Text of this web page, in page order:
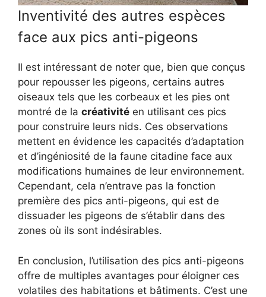
Inventivité des autres espèces
face aux pics anti-pigeons
Il est intéressant de noter que, bien que conçus
pour repousser les pigeons, certains autres
oiseaux tels que les corbeaux et les pies ont
montré de la créativité en utilisant ces pics
pour construire leurs nids. Ces observations
mettent en évidence les capacités d’adaptation
et d’ingéniosité de la faune citadine face aux
modifications humaines de leur environnement.
Cependant, cela n’entrave pas la fonction
première des pics anti-pigeons, qui est de
dissuader les pigeons de s’établir dans des
zones où ils sont indésirables.
En conclusion, l’utilisation des pics anti-pigeons
offre de multiples avantages pour éloigner ces
volatiles des habitations et bâtiments. C’est une